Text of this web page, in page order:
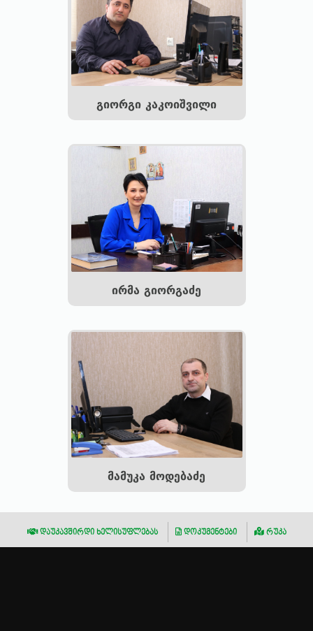
გიორგი კაკოიშვილი
ირმა გიორგაძე
მამუკა მოდებაძე
დაუკავშირდი ხელისუფლებას დოკუმენტები რუკა